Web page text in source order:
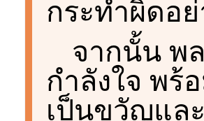
กระทำผิดอ
จากนั้น พ
กำลังใจ พร้
เป็นขวัญแล